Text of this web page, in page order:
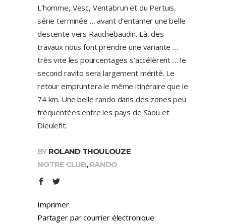
L’homme, Vesc, Ventabrun et du Pertuis,
série terminée … avant d’entamer une belle
descente vers Rauchebaudin. Là, des
travaux nous font prendre une variante …
très vite les pourcentages s’accélèrent … le
second ravito sera largement mérité. Le
retour empruntera le même itinéraire que le
74 km. Une belle rando dans des zones peu
fréquentées entre les pays de Saou et
Dieulefit.
BY ROLAND THOULOUZE
NOTRE CLUB,RANDO
Imprimer
Partager par courrier électronique